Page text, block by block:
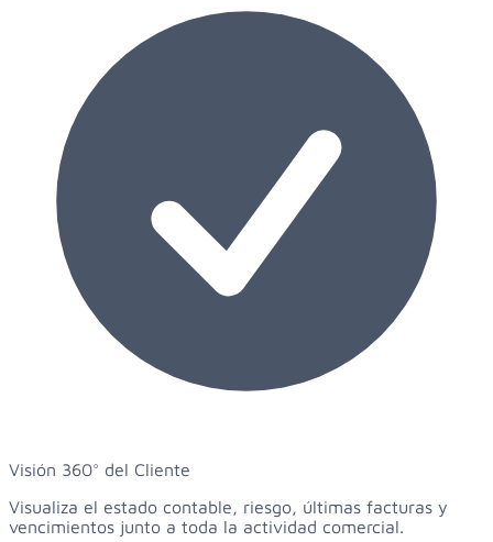
Visión 360° del Cliente
Visualiza el estado contable, riesgo, últimas facturas y
vencimientos junto a toda la actividad comercial.